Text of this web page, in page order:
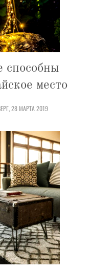
способны
место
28 МАРТА 2019